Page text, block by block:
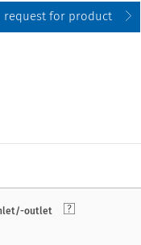
request for product
outlet